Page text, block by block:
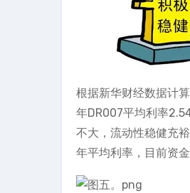
根据新华财经数据计
年DR007平均利率
不大，流动性稳健充
年平均利率，目前资